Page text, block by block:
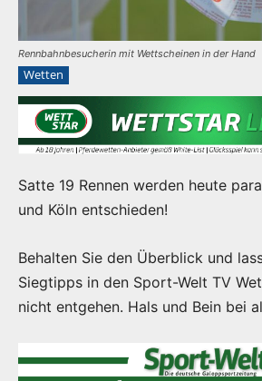
Rennbahnbesucherin mit Wettscheinen in der Hand
Wetten
Satte 19 Rennen werden heute
und Köln entschieden!
Behalten Sie den Überblick und
Siegtipps in den Sport-Welt TV
nicht entgehen. Hals und Bein bei